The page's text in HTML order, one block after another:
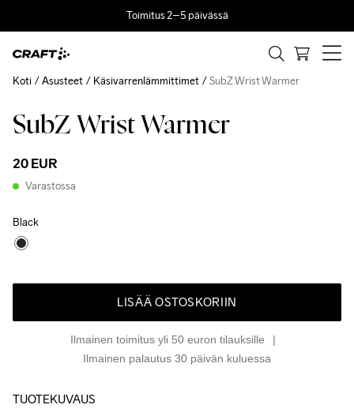
Toimitus 2–5 päivässä
SubZ Wrist Warmer
20 EUR
Varastossa
Black
LISÄÄ OSTOSKORIIN
Ilmainen toimitus yli 50 euron tilauksille
Ilmainen palautus 30 päivän kuluessa
Koti Asusteet Käsivarrenlämmittimet SubZ Wrist Warmer
TUOTEKUVAUS